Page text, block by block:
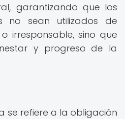
garantizando que los
no sean utilizados de
irresponsable, sino que
y progreso de la
se refiere a la obligación